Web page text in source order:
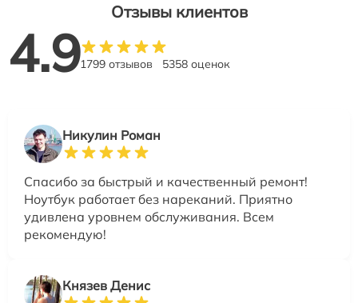
Отзывы клиентов
4.91799 отзывов 5358 оценок
Никулин Роман
Спасибо за быстрый и качественный ремонт!
Ноутбук работает без нареканий. Приятно
удивлена уровнем обслуживания. Всем
рекомендую!
Князев Денис